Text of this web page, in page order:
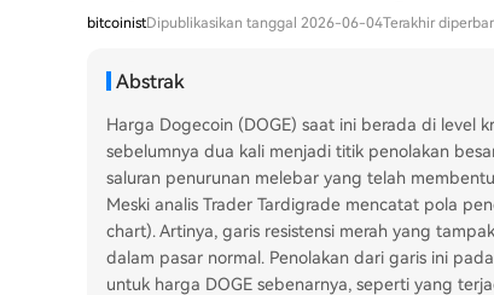
bitcoinistDipublikasikan tanggal 2026-06-04Terakhir
Abstrak
Harga Dogecoin (DOGE) saat ini berada di level
sebelumnya dua kali menjadi titik penolakan
saluran penurunan melebar yang telah
Meski analis Trader Tardigrade mencatat pola
chart). Artinya, garis resistensi merah yang
dalam pasar normal. Penolakan dari garis ini
untuk harga DOGE sebenarnya, seperti yang